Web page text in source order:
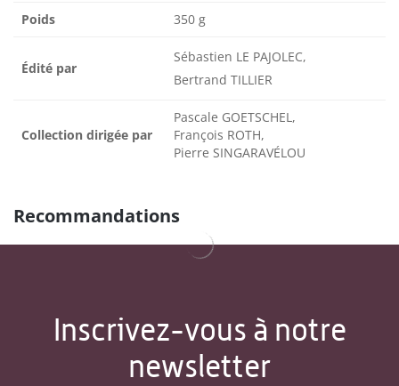
Poids 350 g
Édité par
Sébastien LE PAJOLEC,
Bertrand TILLIER
Collection dirigée par
Pascale GOETSCHEL,
François ROTH,
Pierre SINGARAVÉLOU
Recommandations
Inscrivez-vous à notre
newsletter